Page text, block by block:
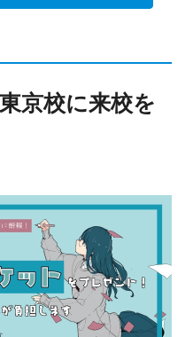
京校に来校を